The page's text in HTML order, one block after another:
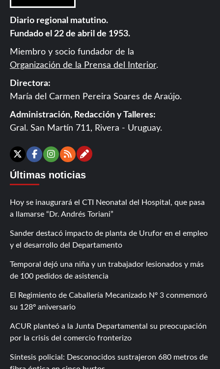
Diario regional matutino.
Fundado el 22 de abril de 1953.
Miembro y socio fundador de la
Organización de la Prensa del Interior.
Directora:
María del Carmen Pereira Soares de Araújo.
Administración, Redacción y Talleres:
Gral. San Martín 711, Rivera - Uruguay.
X Facebook
Instagram
RSSContáctanos
Últimas noticias
Hoy se inaugurará el CTI Neonatal del Hospital, que pasa
a llamarse “Dr. Andrés Toriani”
Sander destacó impacto de planta de Urufor en el empleo
y el desarrollo del Departamento
Temporal dejó una niña y un trabajador lesionados y más
de 100 pedidos de asistencia
El Regimiento de Caballería Mecanizado Nº 3 conmemoró
su 128º aniversario
ACUR planteó a la Junta Departamental su preocupación
por la crisis del comercio fronterizo
Síntesis policial: Desconocidos sustrajeron 680 metros de